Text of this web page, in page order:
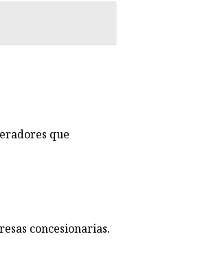
que
concesionarias.